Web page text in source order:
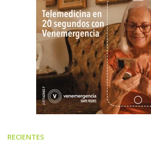
RECIENTES